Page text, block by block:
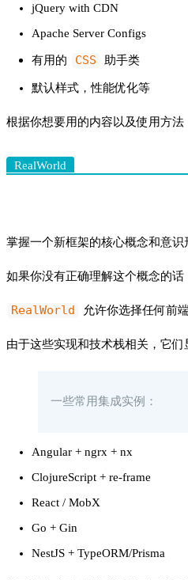
jQuery with CDN
Apache Server Configs
有用的 CSS 助手类
默认样式，性能优化等
根据你想要用的内容以及使用方
RealWorld
掌握一个新框架的核心概念和意识
如果你没有正确理解这个概念的
RealWorld 允许你选择任何前
由于这些实现和技术栈相关，它
一些常用集成实例：
Angular + ngrx + nx
ClojureScript + re-frame
React / MobX
Go + Gin
NestJS + TypeORM/Prisma